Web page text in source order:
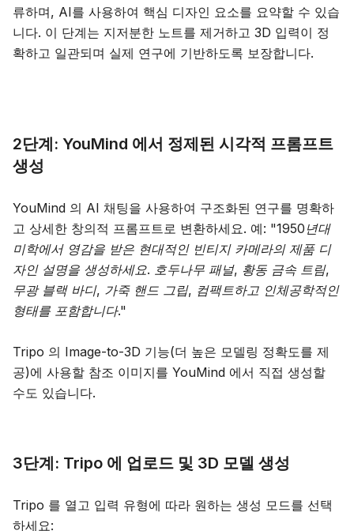
류하며, AI를 사용하여 핵심 디자인 요소를 요약할 수 있습
니다. 이 단계는 지저분한 노트를 제거하고 3D 입력이 정
확하고 일관되며 실제 연구에 기반하도록 보장합니다.
2단계: YouMind 에서 정제된 시각적 프롬프트
생성
YouMind 의 AI 채팅을 사용하여 구조화된 연구를 명확하
고 상세한 창의적 프롬프트로 변환하세요. 예: "1950년대
미학에서 영감을 받은 현대적인 빈티지 카메라의 제품 디
자인 설명을 생성하세요. 호두나무 패널, 황동 금속 트림,
무광 블랙 바디, 가죽 핸드 그립, 컴팩트하고 인체공학적인
형태를 포함합니다."
Tripo 의 Image-to-3D 기능(더 높은 모델링 정확도를 제
공)에 사용할 참조 이미지를 YouMind 에서 직접 생성할
수도 있습니다.
3단계: Tripo 에 업로드 및 3D 모델 생성
Tripo 를 열고 입력 유형에 따라 원하는 생성 모드를 선택
하세요: